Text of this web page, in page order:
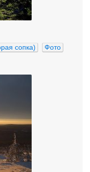
сопка)
Фото